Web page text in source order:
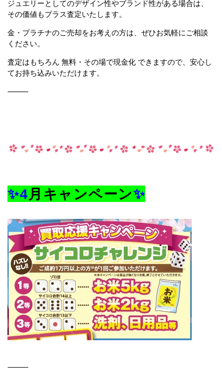
ジュエリーとしてのデザイン性やブランド性がある場合は、
その価値もプラス査定いたします。
金・プラチナのご売却をお考えの方は、ぜひお気軽にご相談
ください。
査定はもちろん 無料・その場で現金化 できますので、安心し
てお持ち込みいただけます。
⸻
✨4月 キャンペーン✨
⸻